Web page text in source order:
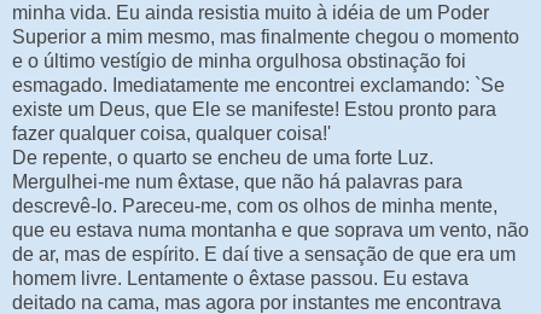
minha vida. Eu ainda resistia muito à idéia de um Poder
Superior a mim mesmo, mas finalmente chegou o momento
e o último vestígio de minha orgulhosa obstinação foi
esmagado. Imediatamente me encontrei exclamando: `Se
existe um Deus, que Ele se manifeste! Estou pronto para
fazer qualquer coisa, qualquer coisa!'
De repente, o quarto se encheu de uma forte Luz.
Mergulhei-me num êxtase, que não há palavras para
descrevê-lo. Pareceu-me, com os olhos de minha mente,
que eu estava numa montanha e que soprava um vento, não
de ar, mas de espírito. E daí tive a sensação de que era um
homem livre. Lentamente o êxtase passou. Eu estava
deitado na cama, mas agora por instantes me encontrava